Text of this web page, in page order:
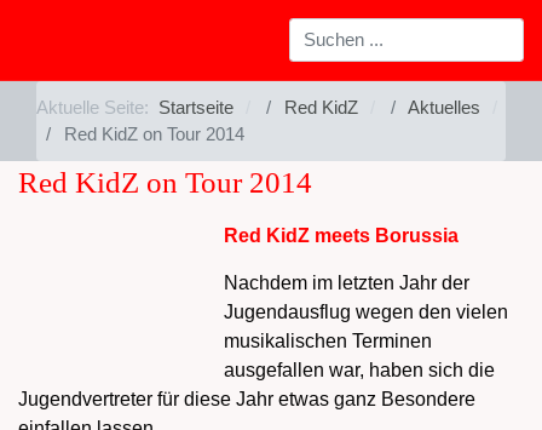
Aktuelle Seite: Startseite Red KidZ
Aktuelles
Red KidZ on Tour 2014
Red KidZ on Tour 2014
Red KidZ meets Borussia
Nachdem im letzten Jahr der
Jugendausflug wegen den vielen
musikalischen Terminen
ausgefallen war, haben sich die
Jugendvertreter für diese Jahr etwas ganz Besondere